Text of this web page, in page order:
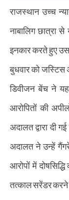
राजस्थान उच्च
नाबालिग छात्रा
इनकार करते हुए
बुधवार को जस्टिस
डिवीजन बेंच ने
आरोपितों की
अदालत द्वारा दी
अदालत ने उन्हें
आरोपों में
तत्काल सरेंडर